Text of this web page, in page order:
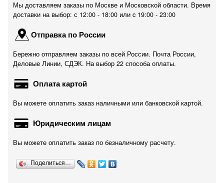
Мы доставляем заказы по Москве и Московской области. Время
доставки на выбор: с 12:00 - 18:00 или c 19:00 - 23:00
Отправка по России
Бережно отправляем заказы по всей России. Почта России,
Деловые Линии, СДЭК. На выбор 22 способа оплаты.
Оплата картой
Вы можете оплатить заказ наличными или банковской картой.
Юридическим лицам
Вы можете оплатить заказ по безналичному расчету.
Поделиться…